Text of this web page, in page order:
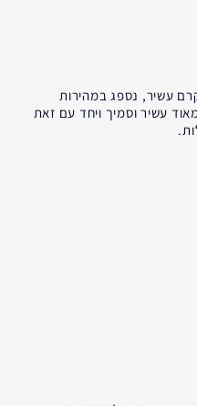
עשיר, נספג במהירות
עשיר וסמיך ויחד עם זאת